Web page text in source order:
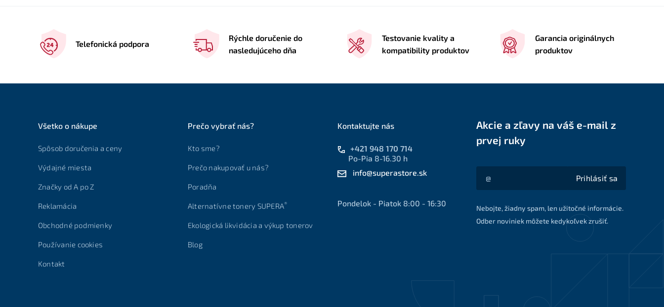
Telefonická podpora
Rýchle doručenie do
nasledujúceho dňa
Testovanie kvality a
kompatibility produktov
Garancia originálnych
produktov
Všetko o nákupe
Spôsob doručenia a ceny
Výdajné miesta
Značky od A po Z
Reklamácia
Obchodné podmienky
Používanie cookies
Kontakt
Prečo vybrať nás?
Kto sme?
Prečo nakupovať u nás?
Poradňa
Alternatívne tonery SUPERA®
Ekologická likvidácia a výkup tonerov
Blog
Kontaktujte nás
+421 948 170 714
Po-Pia 8-16.30 h
info@superastore.sk
Pondelok - Piatok 8:00 - 16:30
Akcie a zľavy na váš e-mail z
prvej ruky
Akcie a zľavy na váš e-mail z prvej ruky
Prihlásiť sa
Nebojte, žiadny spam, len užitočné informácie.
Odber noviniek môžete kedykoľvek zrušiť.